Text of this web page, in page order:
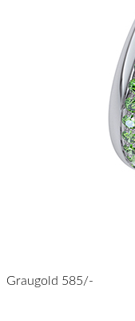
Graugold 585/-